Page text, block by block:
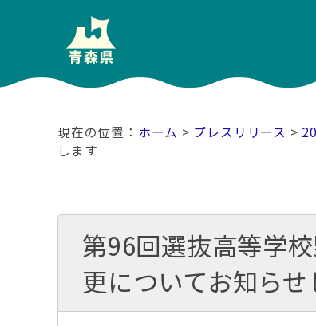
ホーム > プレスリリース >
します
第96回選抜高等学
更についてお知らせ